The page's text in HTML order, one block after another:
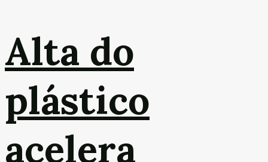
Alta do
plástico
acelera